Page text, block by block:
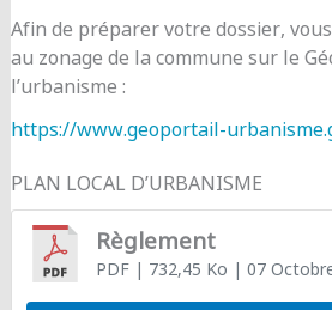
Afin de préparer votre dossier,
au zonage de la commune sur le
l’urbanisme :
https://www.geoportail-
PLAN LOCAL D’URBANISME
Règlement
PDF| 732,45 Ko | 07